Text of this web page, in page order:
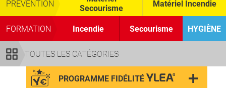
TOUTES LES CATÉGORIES
PRÉVENTION
Secourisme
Matériel Incendie
FORMATION Incendie Secourisme HYGIÈNE
PROGRAMME FIDÉLITÉ